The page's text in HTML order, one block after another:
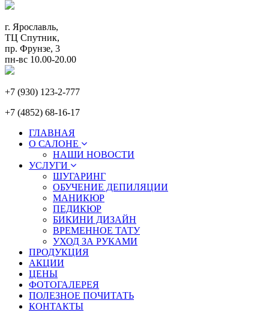
г. Ярославль,
ТЦ Спутник,
пр. Фрунзе, 3
пн-вс 10.00-20.00
+7 (930) 123-2-777
+7 (4852) 68-16-17
ГЛАВНАЯ
О САЛОНЕ
НАШИ НОВОСТИ
УСЛУГИ
ШУГАРИНГ
ОБУЧЕНИЕ ДЕПИЛЯЦИИ
МАНИКЮР
ПЕДИКЮР
БИКИНИ ДИЗАЙН
ВРЕМЕННОЕ ТАТУ
УХОД ЗА РУКАМИ
ПРОДУКЦИЯ
АКЦИИ
ЦЕНЫ
ФОТОГАЛЕРЕЯ
ПОЛЕЗНОЕ ПОЧИТАТЬ
КОНТАКТЫ